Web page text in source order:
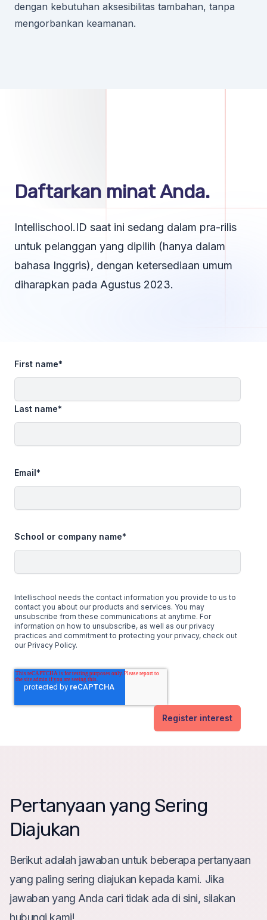
dengan kebutuhan aksesibilitas tambahan, tanpa
mengorbankan keamanan.
Daftarkan minat Anda.
Intellischool.ID saat ini sedang dalam pra-rilis
untuk pelanggan yang dipilih (hanya dalam
bahasa Inggris), dengan ketersediaan umum
diharapkan pada Agustus 2023.
First name*
Last name*
Email*
School or company name*
Intellischool needs the contact information you provide to us to
contact you about our products and services. You may
unsubscribe from these communications at anytime. For
information on how to unsubscribe, as well as our privacy
practices and commitment to protecting your privacy, check out
our Privacy Policy.
Pertanyaan yang Sering
Diajukan
Berikut adalah jawaban untuk beberapa pertanyaan
yang paling sering diajukan kepada kami. Jika
jawaban yang Anda cari tidak ada di sini, silakan
hubungi kami!